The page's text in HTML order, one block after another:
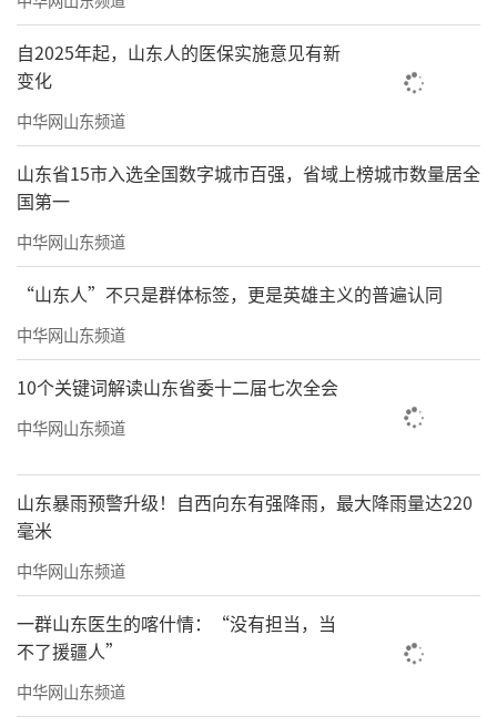
自2025年起，山东人的医保实施意见有新
变化
中华网山东频道
山东省15市入选全国数字城市百强，省域上榜城市数量居全
国第一
中华网山东频道
“山东人”不只是群体标签，更是英雄主义的普遍认同
中华网山东频道
10个关键词解读山东省委十二届七次全会
中华网山东频道
山东暴雨预警升级！自西向东有强降雨，最大降雨量达220
毫米
中华网山东频道
一群山东医生的喀什情：“没有担当，当
不了援疆人”
中华网山东频道